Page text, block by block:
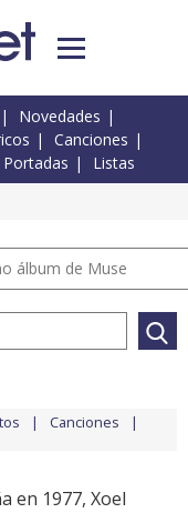
Novedades
Canciones
Portadas Listas
álbum de Muse
Canciones
en 1977, Xoel